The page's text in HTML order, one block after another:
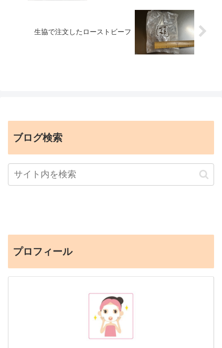
生協で注文したローストビーフ
ブログ検索
プロフィール